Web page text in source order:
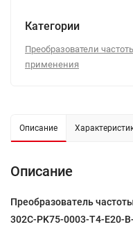
Категории
Преобразователи
применения
Описание
Описание
Преобразователь
302C-PK75-0003-T4-E20-